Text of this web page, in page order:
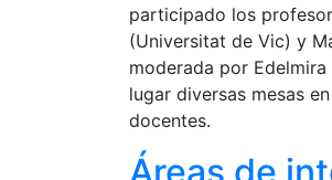
participado los
(Universitat de Vic) y
moderada por
lugar diversas mesas
docentes.